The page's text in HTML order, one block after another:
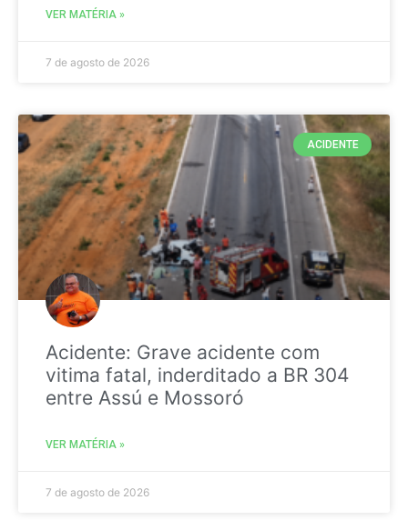
VER MATÉRIA »
7 de agosto de 2026
ACIDENTE
Acidente: Grave acidente com
vitima fatal, inderditado a BR 304
entre Assú e Mossoró
VER MATÉRIA »
7 de agosto de 2026